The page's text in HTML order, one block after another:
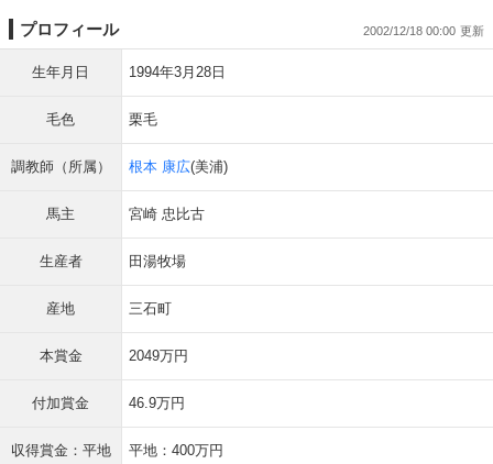
プロフィール 2002/12/18 00:00
生年月日 1994年3月28日
毛色 栗毛
調教師（所属） 根本 康広(美浦)
馬主 宮崎 忠比古
生産者 田湯牧場
産地 三石町
本賞金 2049万円
付加賞金 46.9万円
収得賞金：平地 平地：400万円